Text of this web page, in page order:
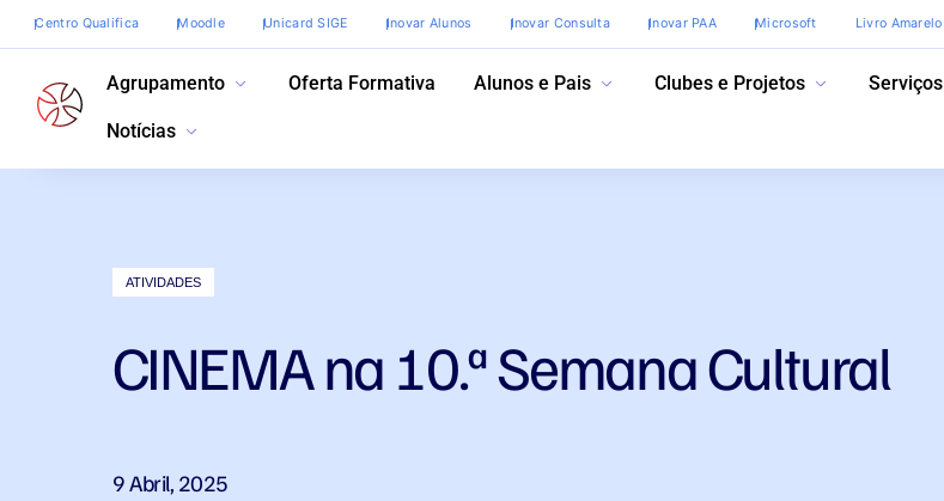
Centro Qualifica Moodle Unicard SIGE Inovar Alunos Inovar Consulta Inovar PAA Microsoft Livro Amarelo
Agrupamento Oferta Formativa Alunos e Pais Clubes e Projetos Serviços
Notícias
ATIVIDADES
CINEMA na 10.ª Semana Cultural
9 Abril, 2025